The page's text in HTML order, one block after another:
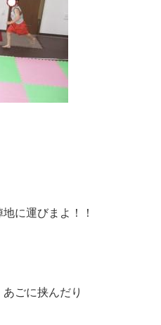
に運びまよ！！
ごに挟んだり